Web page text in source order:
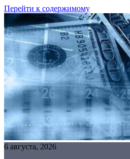
Перейти к содержимому
6 августа, 2026